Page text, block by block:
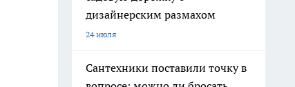
дизайнерским размахом
24 июля
Сантехники поставили точку в